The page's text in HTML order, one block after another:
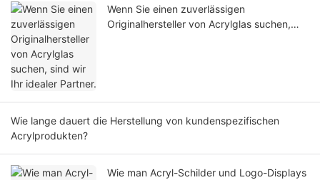
Wenn Sie einen zuverlässigen
Originalhersteller von Acrylglas suchen,
Wie lange dauert die Herstellung von kundenspezifischen
Acrylprodukten?
Wie man Acryl-Schilder und Logo-Displays